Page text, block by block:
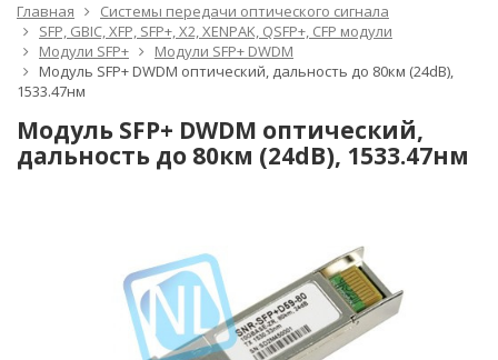
Главная
Системы передачи оптического сигнала
SFP, GBIC, XFP, SFP+, X2, XENPAK, QSFP+, CFP модули
Модули SFP+
Модули SFP+ DWDM
Модуль SFP+ DWDM оптический, дальность до 80км (24dB),
1533.47нм
Модуль SFP+ DWDM оптический,
дальность до 80км (24dB), 1533.47нм